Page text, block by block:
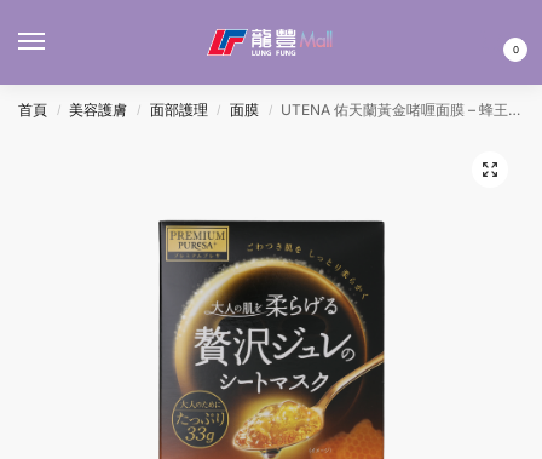
0
首頁 / 美容護膚 / 面部護理 / 面膜 / UTENA 佑天蘭黃金啫喱面膜 – 蜂王漿 33Gx3’S